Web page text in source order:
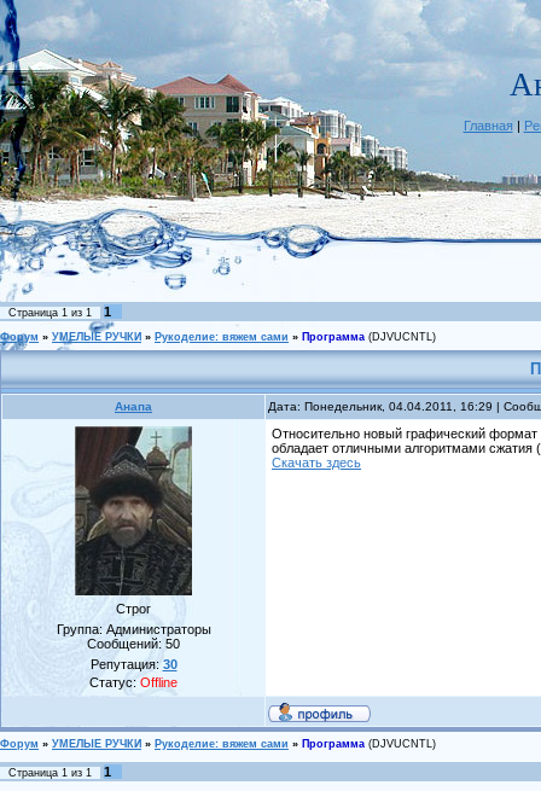
Главная |
Страница 1 из 1 1
Форум » УМЕЛЫЕ РУЧКИ » Рукоделие: вяжем сами » Программа (DJVUCNTL)
Анапа Дата: Понедельник, 04.04.2011, 16:29 |
Строг
Группа: Администраторы
Сообщений: 50
Репутация:30
Статус:Offline
Относительно новый графический формат
обладает отличными алгоритмами сжатия
Скачать здесь
Форум » УМЕЛЫЕ РУЧКИ » Рукоделие: вяжем сами » Программа (DJVUCNTL)
Страница 1 из 1 1